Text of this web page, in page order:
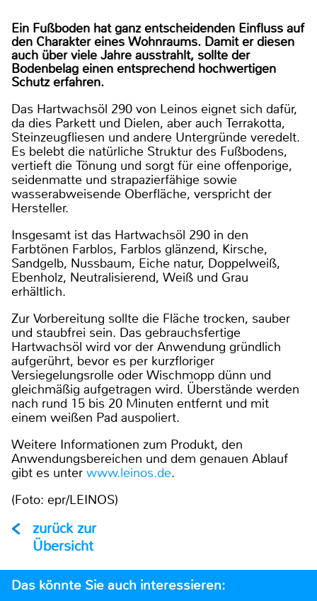
Ein Fußboden hat ganz entscheidenden Einfluss auf
den Charakter eines Wohnraums. Damit er diesen
auch über viele Jahre ausstrahlt, sollte der
Bodenbelag einen entsprechend hochwertigen
Schutz erfahren.
Das Hartwachsöl 290 von Leinos eignet sich dafür,
da dies Parkett und Dielen, aber auch Terrakotta,
Steinzeugfliesen und andere Untergründe veredelt.
Es belebt die natürliche Struktur des Fußbodens,
vertieft die Tönung und sorgt für eine offenporige,
seidenmatte und strapazierfähige sowie
wasserabweisende Oberfläche, verspricht der
Hersteller.
Insgesamt ist das Hartwachsöl 290 in den
Farbtönen Farblos, Farblos glänzend, Kirsche,
Sandgelb, Nussbaum, Eiche natur, Doppelweiß,
Ebenholz, Neutralisierend, Weiß und Grau
erhältlich.
Zur Vorbereitung sollte die Fläche trocken, sauber
und staubfrei sein. Das gebrauchsfertige
Hartwachsöl wird vor der Anwendung gründlich
aufgerührt, bevor es per kurzfloriger
Versiegelungsrolle oder Wischmopp dünn und
gleichmäßig aufgetragen wird. Überstände werden
nach rund 15 bis 20 Minuten entfernt und mit
einem weißen Pad auspoliert.
Weitere Informationen zum Produkt, den
Anwendungsbereichen und dem genauen Ablauf
gibt es unter www.leinos.de.
(Foto: epr/LEINOS)
zurück zur
Übersicht
Das könnte Sie auch interessieren: